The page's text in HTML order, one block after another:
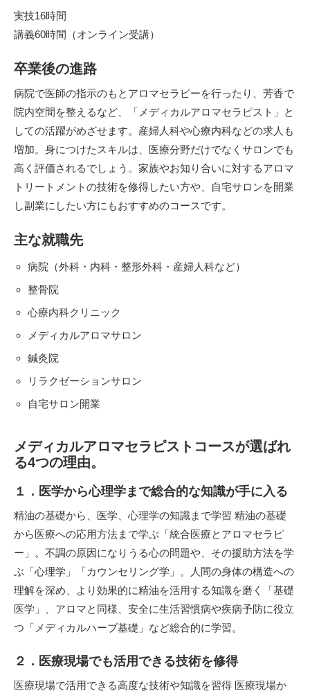
実技16時間
講義60時間（オンライン受講）
卒業後の進路
病院で医師の指示のもとアロマセラピーを行ったり、芳香で
院内空間を整えるなど、「メディカルアロマセラピスト」と
しての活躍がめざせます。産婦人科や心療内科などの求人も
増加。身につけたスキルは、医療分野だけでなくサロンでも
高く評価されるでしょう。家族やお知り合いに対するアロマ
トリートメントの技術を修得したい方や、自宅サロンを開業
し副業にしたい方にもおすすめのコースです。
主な就職先
病院（外科・内科・整形外科・産婦人科など）
整骨院
心療内科クリニック
メディカルアロマサロン
鍼灸院
リラクゼーションサロン
自宅サロン開業
メディカルアロマセラピストコースが選ばれ
る4つの理由。
１．医学から心理学まで総合的な知識が手に入る
精油の基礎から、医学、心理学の知識まで学習 精油の基礎
から医療への応用方法まで学ぶ「統合医療とアロマセラピ
ー」。不調の原因になりうる心の問題や、その援助方法を学
ぶ「心理学」「カウンセリング学」。人間の身体の構造への
理解を深め、より効果的に精油を活用する知識を磨く「基礎
医学」、アロマと同様、安全に生活習慣病や疾病予防に役立
つ「メディカルハーブ基礎」など総合的に学習。
２．医療現場でも活用できる技術を修得
医療現場で活用できる高度な技術や知識を習得 医療現場か